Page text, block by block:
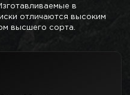
в
отличаются высоким
высшего сорта.